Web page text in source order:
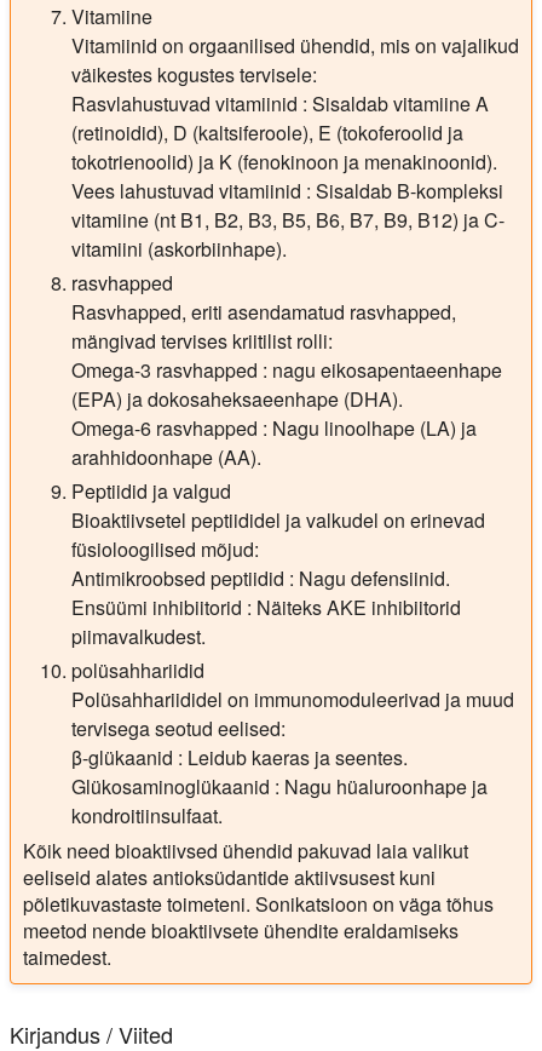
Vitamiine
Vitamiinid on orgaanilised ühendid, mis on vajalikud
väikestes kogustes tervisele:
Rasvlahustuvad vitamiinid : Sisaldab vitamiine A
(retinoidid), D (kaltsiferoole), E (tokoferoolid ja
tokotrienoolid) ja K (fenokinoon ja menakinoonid).
Vees lahustuvad vitamiinid : Sisaldab B-kompleksi
vitamiine (nt B1, B2, B3, B5, B6, B7, B9, B12) ja C-
vitamiini (askorbiinhape).
rasvhapped
Rasvhapped, eriti asendamatud rasvhapped,
mängivad tervises kriitilist rolli:
Omega-3 rasvhapped : nagu eikosapentaeenhape
(EPA) ja dokosaheksaeenhape (DHA).
Omega-6 rasvhapped : Nagu linoolhape (LA) ja
arahhidoonhape (AA).
Peptiidid ja valgud
Bioaktiivsetel peptiididel ja valkudel on erinevad
füsioloogilised mõjud:
Antimikroobsed peptiidid : Nagu defensiinid.
Ensüümi inhibiitorid : Näiteks AKE inhibiitorid
piimavalkudest.
polüsahhariidid
Polüsahhariididel on immunomoduleerivad ja muud
tervisega seotud eelised:
β-glükaanid : Leidub kaeras ja seentes.
Glükosaminoglükaanid : Nagu hüaluroonhape ja
kondroitiinsulfaat.
Kõik need bioaktiivsed ühendid pakuvad laia valikut
eeliseid alates antioksüdantide aktiivsusest kuni
põletikuvastaste toimeteni. Sonikatsioon on väga tõhus
meetod nende bioaktiivsete ühendite eraldamiseks
taimedest.
Kirjandus / Viited